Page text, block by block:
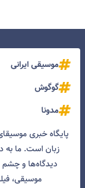
موسیقی ایرانی
گوگوش
مدونا
پایگاه خبری
زبان است. ما
دیدگاه‌ها و چشم
موسیقی،